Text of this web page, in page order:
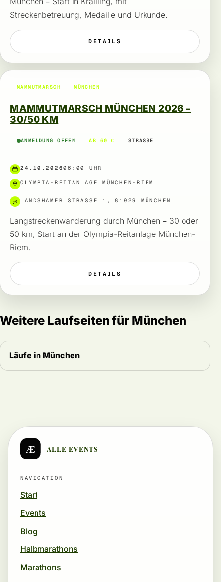
Streckenbetreuung, Medaille und Urkunde.
DETAILS
MAMMUTMARSCH MÜNCHEN
MAMMUTMARSCH MÜNCHEN 2026 –
30/50 KM
ANMELDUNG OFFEN AB 60 € STRASSE
24.10.202606:00 UHR
OLYMPIA-REITANLAGE MÜNCHEN-RIEM
LANDSHAMER STRASSE 1, 81929 MÜNCHEN
Langstreckenwanderung durch München – 30 oder
50 km, Start an der Olympia-Reitanlage München-
Riem.
DETAILS
Weitere Laufseiten für München
Läufe in München
Æ ALLE EVENTS
NAVIGATION
Start
Events
Blog
Halbmarathons
Marathons